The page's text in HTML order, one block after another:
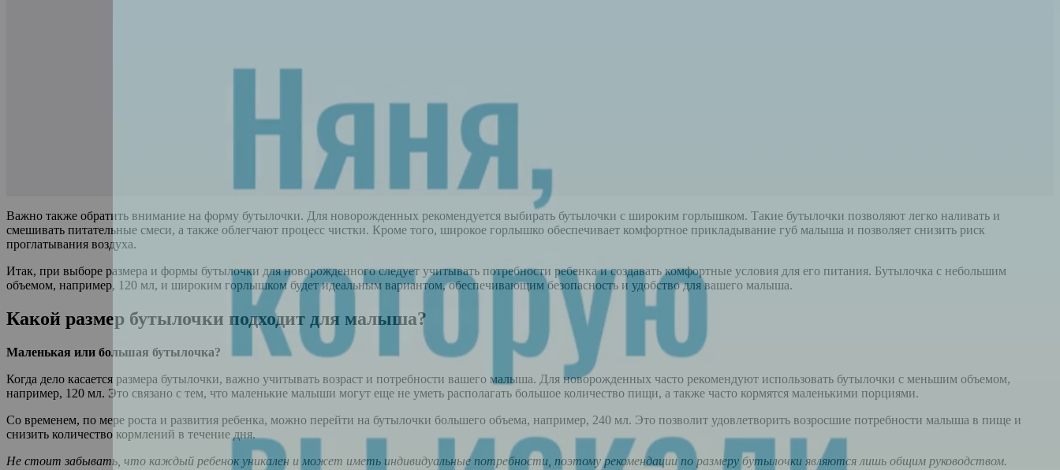
Важно также обратить внимание на форму бутылочки. Для новорожденных рекомендуется выбирать бутылочки с широким горлышком. Такие бутылочки позволяют легко наливать и
смешивать питательные смеси, а также облегчают процесс чистки. Кроме того, широкое горлышко обеспечивает комфортное прикладывание губ малыша и позволяет снизить риск
проглатывания воздуха.
Итак, при выборе размера и формы бутылочки для новорожденного следует учитывать потребности ребенка и создавать комфортные условия для его питания. Бутылочка с небольшим
объемом, например, 120 мл, и широким горлышком будет идеальным вариантом, обеспечивающим безопасность и удобство для вашего малыша.
Какой размер бутылочки подходит для малыша?
Маленькая или большая бутылочка?
Когда дело касается размера бутылочки, важно учитывать возраст и потребности вашего малыша. Для новорожденных часто рекомендуют использовать бутылочки с меньшим объемом,
например, 120 мл. Это связано с тем, что маленькие малыши могут еще не уметь располагать большое количество пищи, а также часто кормятся маленькими порциями.
Со временем, по мере роста и развития ребенка, можно перейти на бутылочки большего объема, например, 240 мл. Это позволит удовлетворить возросшие потребности малыша в пище и
снизить количество кормлений в течение дня.
Не стоит забывать, что каждый ребенок уникален и может иметь индивидуальные потребности, поэтому рекомендации по размеру бутылочки являются лишь общим руководством.